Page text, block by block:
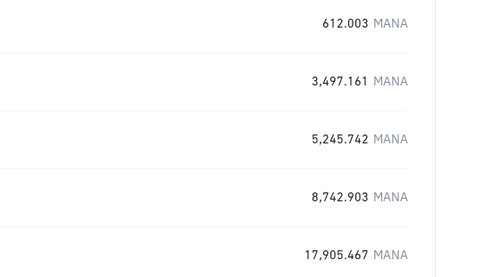
612.003 MANA
3,497.161 MANA
5,245.742 MANA
8,742.903 MANA
17,905.467 MANA